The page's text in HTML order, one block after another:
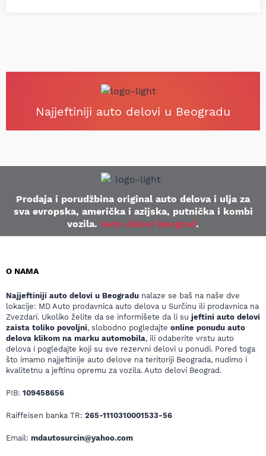
Najjeftiniji auto delovi u Beogradu
Prodaja i porudžbina original auto delova i ulja za
sva evropska, američka i azijska, putnička i kombi
vozila. Auto delovi Beograd.
O NAMA
Najjeftiniji auto delovi u Beogradu nalaze se baš na naše dve
lokacije: MD Auto prodavnica auto delova u Surčinu ili prodavnica na
Zvezdari. Ukoliko želite da se informišete da li su jeftini auto delovi
zaista toliko povoljni, slobodno pogledajte online ponudu auto
delova klikom na marku automobila, ili odaberite vrstu auto
delova i pogledajte koji su sve rezervni delovi u ponudi. Pored toga
što imamo najjeftinije auto delove na teritoriji Beograda, nudimo i
kvalitetnu a jeftinu opremu za vozila. Auto delovi Beograd.
PIB: 109458656
Raiffeisen banka TR: 265-1110310001533-56
Email: mdautosurcin@yahoo.com